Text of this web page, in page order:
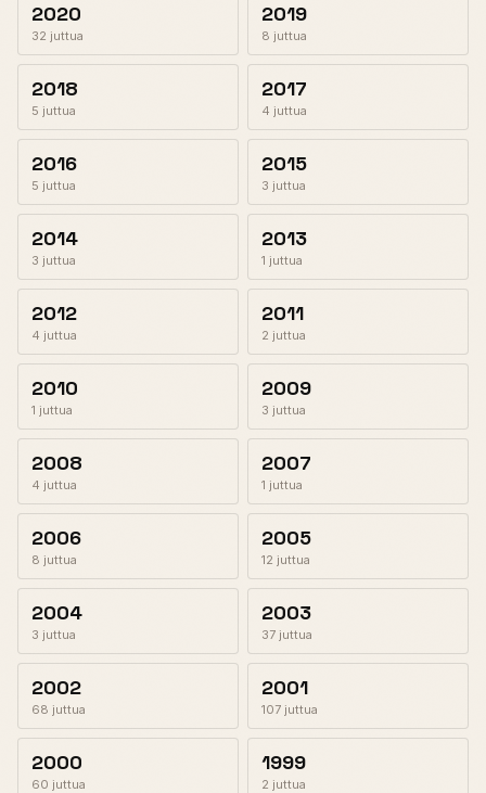
2020
32 juttua
2019
8 juttua
2018
5 juttua
2017
4 juttua
2016
5 juttua
2015
3 juttua
2014
3 juttua
2013
1 juttua
2012
4 juttua
2011
2 juttua
2010
1 juttua
2009
3 juttua
2008
4 juttua
2007
1 juttua
2006
8 juttua
2005
12 juttua
2004
3 juttua
2003
37 juttua
2002
68 juttua
2001
107 juttua
2000
60 juttua
1999
2 juttua